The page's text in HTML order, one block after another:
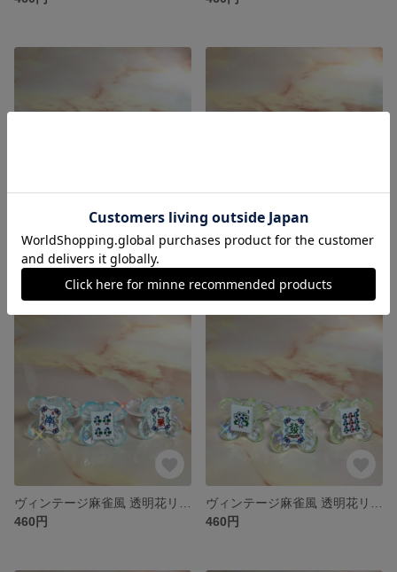
ヴィンテージ麻雀風 透明花リング 紫 パープル
460円
ヴィンテージ麻雀風 透明花リング 薄紫
460円
460円